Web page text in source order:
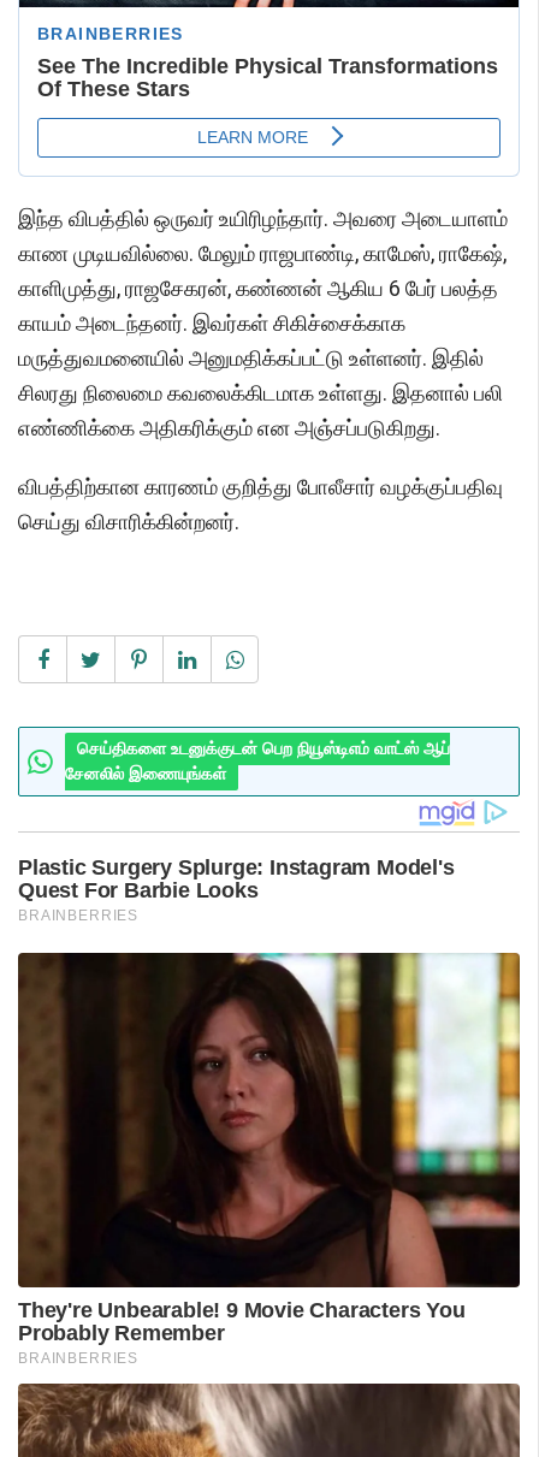
இந்த விபத்தில் ஒருவர் உயிரிழந்தார். அவரை அடையாளம்
காண முடியவில்லை. மேலும் ராஜபாண்டி, காமேஸ், ராகேஷ்,
காளிமுத்து, ராஜசேகரன், கண்ணன் ஆகிய 6 பேர் பலத்த
காயம் அடைந்தனர். இவர்கள் சிகிச்சைக்காக
மருத்துவமனையில் அனுமதிக்கப்பட்டு உள்ளனர். இதில்
சிலரது நிலைமை கவலைக்கிடமாக உள்ளது. இதனால் பலி
எண்ணிக்கை அதிகரிக்கும் என அஞ்சப்படுகிறது.
விபத்திற்கான காரணம் குறித்து போலீசார் வழக்குப்பதிவு
செய்து விசாரிக்கின்றனர்.
செய்திகளை உடனுக்குடன் பெற நியூஸ்டிஎம் வாட்ஸ் ஆப்
சேனலில் இணையுங்கள்